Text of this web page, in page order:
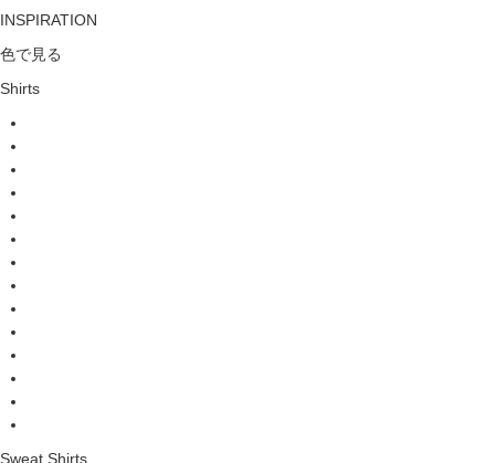
INSPIRATION
色で見る
Shirts
Sweat Shirts